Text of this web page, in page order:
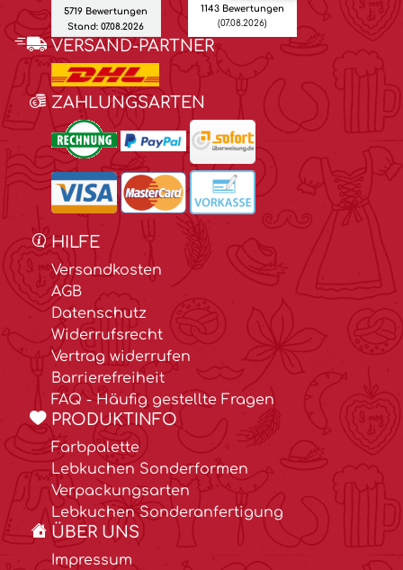
5719 Bewertungen
Stand: 07.08.2026
1143 Bewertungen
(07.08.2026)
VERSAND-PARTNER
ZAHLUNGSARTEN
HILFE
Versandkosten
AGB
Datenschutz
Widerrufsrecht
Vertrag widerrufen
Barrierefreiheit
FAQ - Häufig gestellte Fragen
PRODUKTINFO
Farbpalette
Lebkuchen Sonderformen
Verpackungsarten
Lebkuchen Sonderanfertigung
ÜBER UNS
Impressum